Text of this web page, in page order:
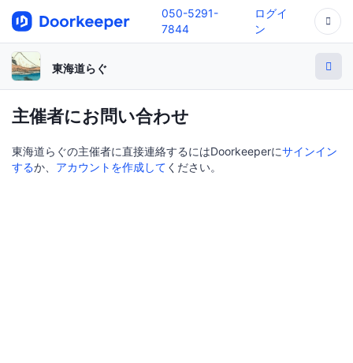
050-5291-
7844
ログイ
ン
東海道らぐ
主催者にお問い合わせ
東海道らぐの主催者に直接連絡するにはDoorkeeperにサインイン
するか、 アカウントを作成して ください。